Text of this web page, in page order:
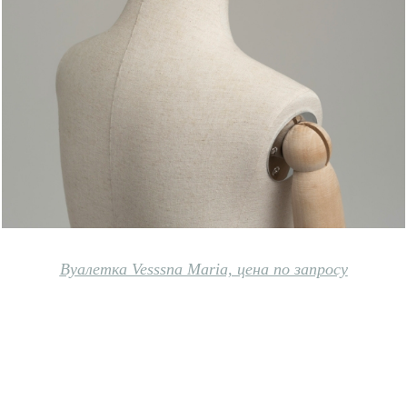
Вуалетка Vesssna Maria, цена по запросу